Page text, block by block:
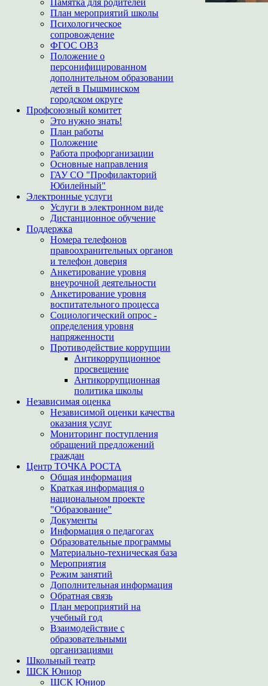
Памятка для родителей
План мероприятий школы
Психологическое
сопровождение
ФГОС ОВЗ
Положение о
персонифицированном
дополнительном образовании
детей в Пышминском
городском округе
Профсоюзный комитет
Это нужно знать!
План работы
Положение
Работа профорганизации
Основные направления
ГАУ СО "Профилакторий
Юбилейный"
Электронные услуги
Услуги в электронном виде
Дистанционное обучение
Поддержка
Номера телефонов
правоохранительных органов
и телефон доверия
Анкетирование уровня
внеурочной деятельности
Анкетирование уровня
воспитательного процесса
Социологический опрос -
определения уровня
напряженности
Противодействие коррупции
Антикоррупционное
просвещение
Антикоррупционная
политика школы
Независимая оценка
Независимой оценки качества
оказания услуг
Мониторинг поступления
обращений предложений
граждан
Центр ТОЧКА РОСТА
Общая информация
Краткая информация о
национальном проекте
"Образование"
Документы
Информация о педагогах
Образовательные программы
Материально-техническая база
Мероприятия
Режим занятий
Дополнительная информация
Обратная связь
План мероприятий на
учебный год
Взаимодействие с
образовательными
организациями
Школьный театр
ШСК Юниор
ШСК Юниор